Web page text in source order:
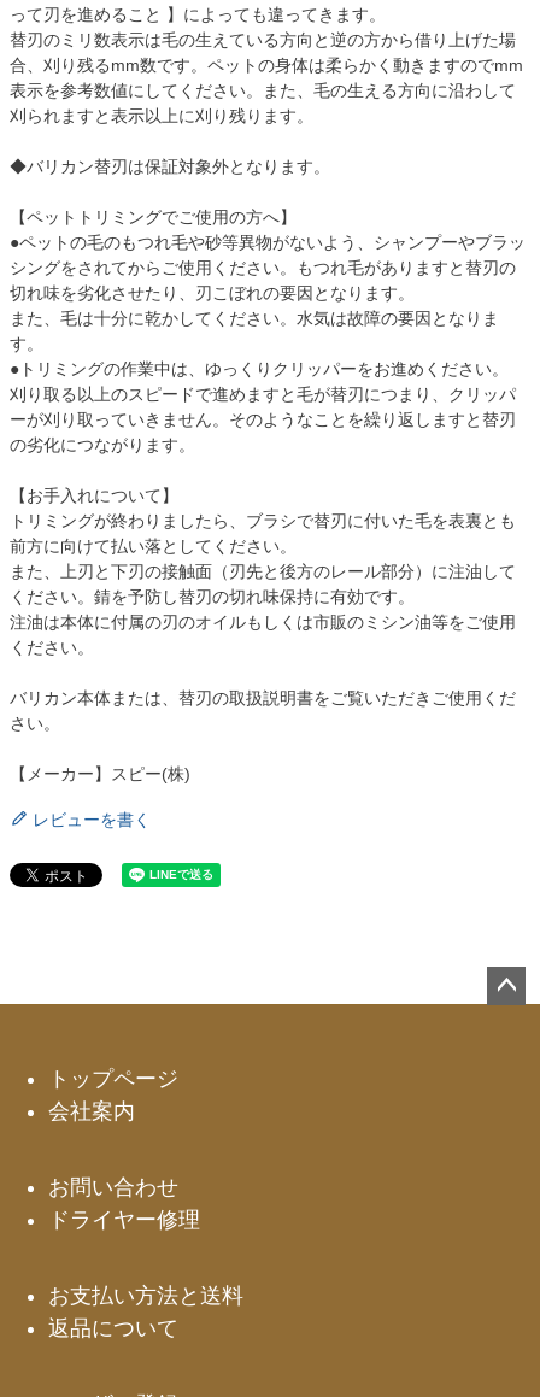
って刃を進めること 】によっても違ってきます。
替刃のミリ数表示は毛の生えている方向と逆の方から借り上げた場
合、刈り残るmm数です。ペットの身体は柔らかく動きますのでmm
表示を参考数値にしてください。また、毛の生える方向に沿わして
刈られますと表示以上に刈り残ります。
◆バリカン替刃は保証対象外となります。
【ペットトリミングでご使用の方へ】
●ペットの毛のもつれ毛や砂等異物がないよう、シャンプーやブラッ
シングをされてからご使用ください。もつれ毛がありますと替刃の
切れ味を劣化させたり、刃こぼれの要因となります。
また、毛は十分に乾かしてください。水気は故障の要因となりま
す。
●トリミングの作業中は、ゆっくりクリッパーをお進めください。
刈り取る以上のスピードで進めますと毛が替刃につまり、クリッパ
ーが刈り取っていきません。そのようなことを繰り返しますと替刃
の劣化につながります。
【お手入れについて】
トリミングが終わりましたら、ブラシで替刃に付いた毛を表裏とも
前方に向けて払い落としてください。
また、上刃と下刃の接触面（刃先と後方のレール部分）に注油して
ください。錆を予防し替刃の切れ味保持に有効です。
注油は本体に付属の刃のオイルもしくは市販のミシン油等をご使用
ください。
バリカン本体または、替刃の取扱説明書をご覧いただきご使用くだ
さい。
【メーカー】スピー(株)
レビューを書く
トップページ
会社案内
お問い合わせ
ドライヤー修理
お支払い方法と送料
返品について